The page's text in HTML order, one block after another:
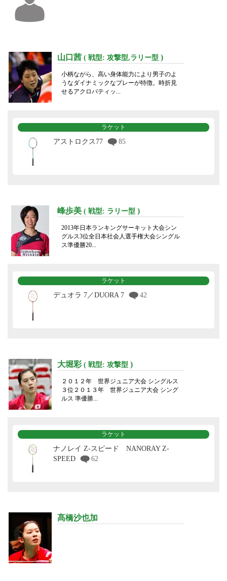
山口茜 ( 戦型: 攻撃型,ラリー型 )
小柄ながら、高い身体能力により男子のよ
うなダイナミックなプレーが特徴。時折見
せるアクロバティッ...
ラケット
アストロクス77 85
峰歩美 ( 戦型: ラリー型 )
2013年日本ランキングサーキット大会シン
グルス3位全日本社会人選手権大会シングル
ス準優勝20...
ラケット
デュオラ 7／DUORA 7 42
大堀彩 ( 戦型: 攻撃型 )
２０１２年 世界ジュニア大会 シングルス
３位２０１３年 世界ジュニア大会 シング
ルス 準優勝...
ラケット
ナノレイ Z-スピード NANORAY Z-
SPEED
62
髙橋沙也加